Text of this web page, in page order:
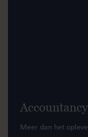
Accountancy
Meer dan het